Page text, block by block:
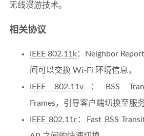
无线漫游技术。
相关协议
IEEE 802.11k：Neighbor
间可以交换 Wi-Fi 环境信息，
IEEE 802.11v ：BSS
Frames，引导客户端切换至服
IEEE 802.11r：Fast BSS